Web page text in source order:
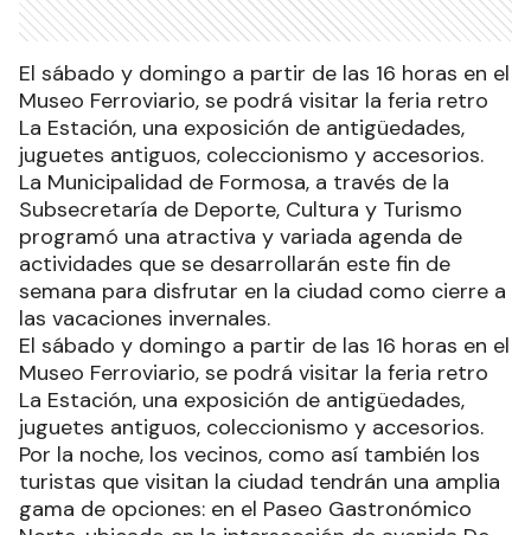
El sábado y domingo a partir de las 16 horas en el
Museo Ferroviario, se podrá visitar la feria retro
La Estación, una exposición de antigüedades,
juguetes antiguos, coleccionismo y accesorios.
La Municipalidad de Formosa, a través de la
Subsecretaría de Deporte, Cultura y Turismo
programó una atractiva y variada agenda de
actividades que se desarrollarán este fin de
semana para disfrutar en la ciudad como cierre a
las vacaciones invernales.
El sábado y domingo a partir de las 16 horas en el
Museo Ferroviario, se podrá visitar la feria retro
La Estación, una exposición de antigüedades,
juguetes antiguos, coleccionismo y accesorios.
Por la noche, los vecinos, como así también los
turistas que visitan la ciudad tendrán una amplia
gama de opciones: en el Paseo Gastronómico